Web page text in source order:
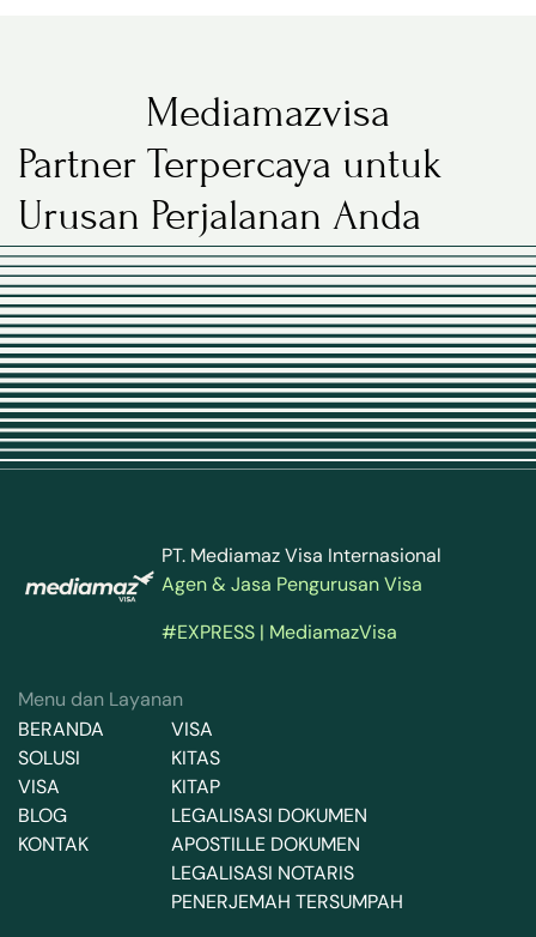
Mediamazvisa
Partner Terpercaya untuk
Urusan Perjalanan Anda
PT. Mediamaz Visa Internasional
Agen & Jasa Pengurusan Visa
#EXPRESS | MediamazVisa
Menu dan Layanan
BERANDA
SOLUSI
VISA
BLOG
KONTAK
VISA
KITAS
KITAP
LEGALISASI DOKUMEN
APOSTILLE DOKUMEN
LEGALISASI NOTARIS
PENERJEMAH TERSUMPAH